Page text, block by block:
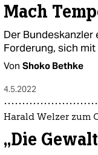
Mach
Der
Forderung, sich
Von Shoko Bethke
4.5.2022
Harald Welzer zum
„Die